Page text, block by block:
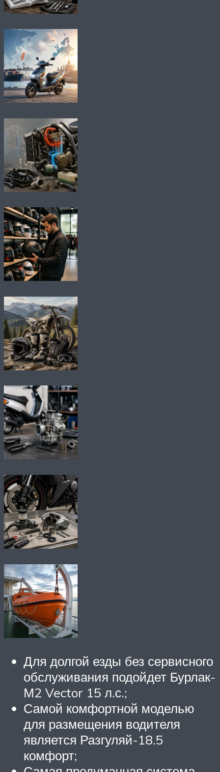
Для долгой езды без сервисного
обслуживания подойдет Бурлак-
М2 Vector 15 л.с.;
Самой комфортной моделью
для размещения водителя
является Разгуляй-18.5
комфорт;